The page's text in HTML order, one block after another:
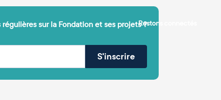
sur la Fondation et ses projets ?
S'inscrire
Restons connectés